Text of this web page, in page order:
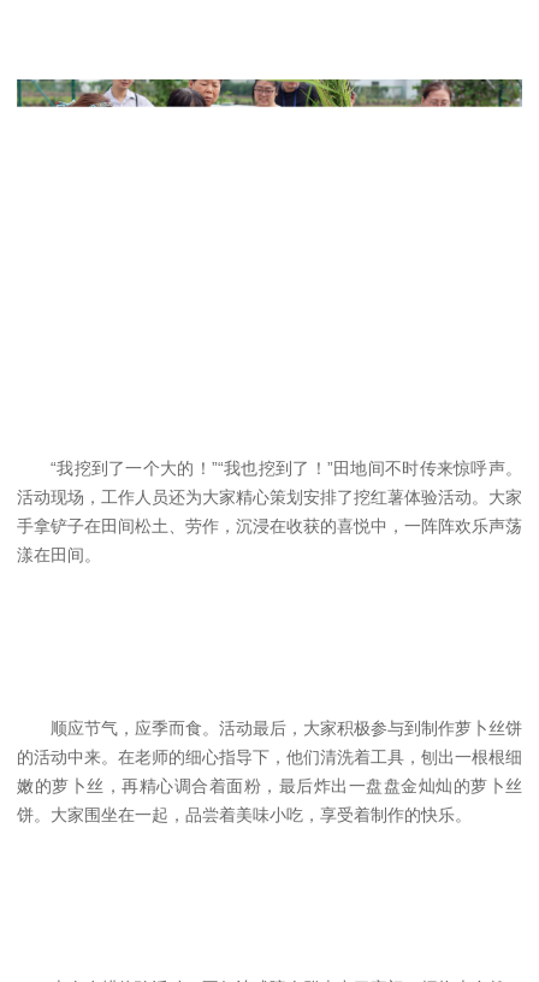
“我挖到了一个大的！”“我也挖到了！”田地间不时传来惊呼声。
活动现场，工作人员还为大家精心策划安排了挖红薯体验活动。大家
手拿铲子在田间松土、劳作，沉浸在收获的喜悦中，一阵阵欢乐声荡
漾在田间。
顺应节气，应季而食。活动最后，大家积极参与到制作萝卜丝饼
的活动中来。在老师的细心指导下，他们清洗着工具，刨出一根根细
嫩的萝卜丝，再精心调合着面粉，最后炸出一盘盘金灿灿的萝卜丝
饼。大家围坐在一起，品尝着美味小吃，享受着制作的快乐。